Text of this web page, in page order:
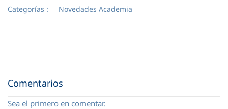
Categorías :
Novedades Academia
Comentarios
Sea el primero en comentar.